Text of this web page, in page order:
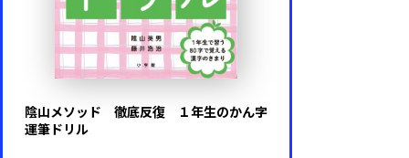
陰山メソッド 徹底反復 １年生のかん字
運筆ドリル